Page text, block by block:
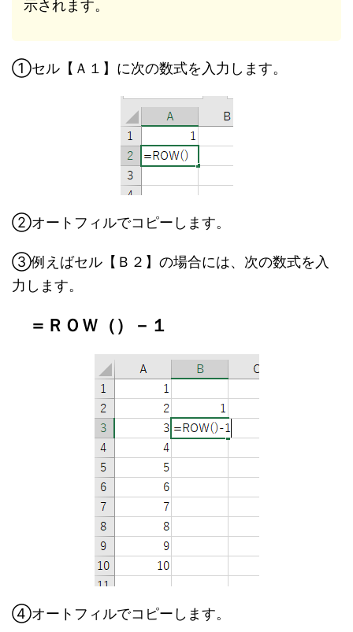
示されます。
①セル【Ａ１】に次の数式を入力します。
②オートフィルでコピーします。
③例えばセル【Ｂ２】の場合には、次の数式を入
力します。
＝ＲＯＷ（）－１
④オートフィルでコピーします。